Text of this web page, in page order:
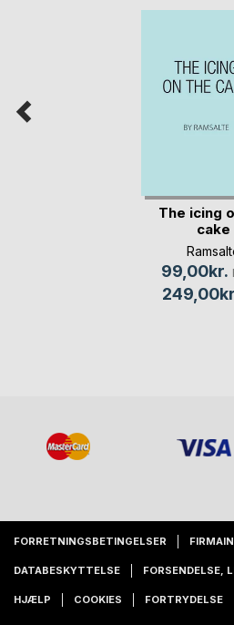
The icing
cake
99,00kr.
FORRETNINGSBETINGELSER
DATABESKYTTELSE FORSENDELSE,
HJÆLP COOKIES FORTRYDELSE